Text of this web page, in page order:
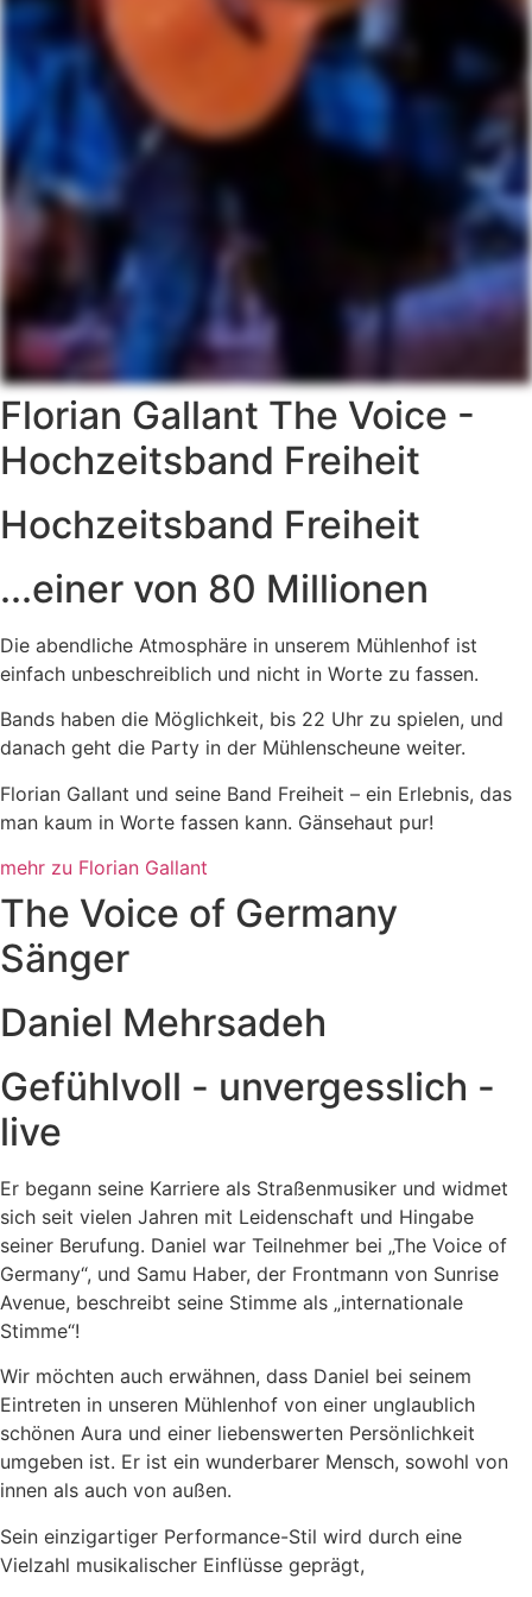
Florian Gallant The Voice -
Hochzeitsband Freiheit
Hochzeitsband Freiheit
...einer von 80 Millionen
Die abendliche Atmosphäre in unserem Mühlenhof ist
einfach unbeschreiblich und nicht in Worte zu fassen.
Bands haben die Möglichkeit, bis 22 Uhr zu spielen, und
danach geht die Party in der Mühlenscheune weiter.
Florian Gallant und seine Band Freiheit – ein Erlebnis, das
man kaum in Worte fassen kann. Gänsehaut pur!
mehr zu Florian Gallant
The Voice of Germany
Sänger
Daniel Mehrsadeh
Gefühlvoll - unvergesslich -
live
Er begann seine Karriere als Straßenmusiker und widmet
sich seit vielen Jahren mit Leidenschaft und Hingabe
seiner Berufung. Daniel war Teilnehmer bei „The Voice of
Germany“, und Samu Haber, der Frontmann von Sunrise
Avenue, beschreibt seine Stimme als „internationale
Stimme“!
Wir möchten auch erwähnen, dass Daniel bei seinem
Eintreten in unseren Mühlenhof von einer unglaublich
schönen Aura und einer liebenswerten Persönlichkeit
umgeben ist. Er ist ein wunderbarer Mensch, sowohl von
innen als auch von außen.
Sein einzigartiger Performance-Stil wird durch eine
Vielzahl musikalischer Einflüsse geprägt,